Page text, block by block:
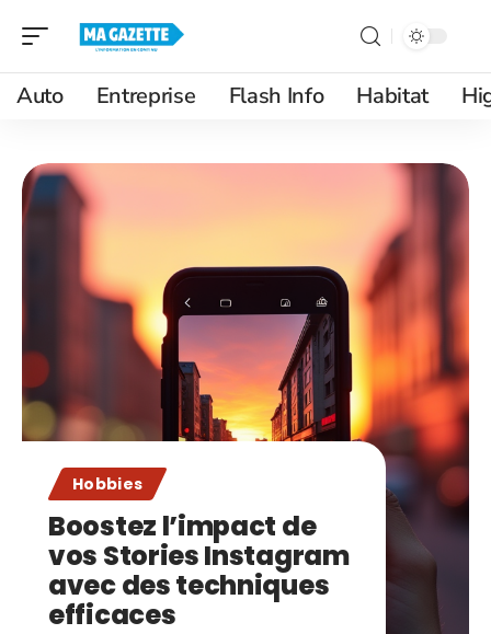
Auto Entreprise Flash Info Habitat
Hobbies
Boostez l’impact de
vos Stories Instagram
avec des techniques
efficaces